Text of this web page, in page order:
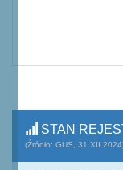
STAN
(Źródło: GUS,